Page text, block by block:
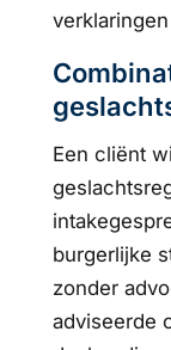
Een cliënt
burgerlijke
zonder
adviseerde